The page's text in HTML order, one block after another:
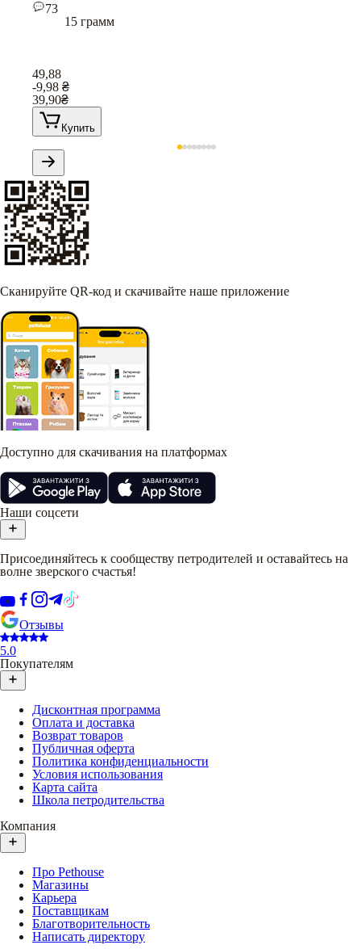
73
15 грамм
49,88
-9,98 ₴
39,90₴
Купить
Сканируйте QR-код и скачивайте наше приложение
Доступно для скачивания на платформах
Наши соцсети
Присоединяйтесь к сообществу петродителей и оставайтесь на
волне зверского счастья!
Отзывы
5.0
Покупателям
Дисконтная программа
Оплата и доставка
Возврат товаров
Публичная оферта
Политика конфиденциальности
Условия использования
Карта сайта
Школа петродительства
Компания
Про Pethouse
Магазины
Карьера
Поставщикам
Благотворительность
Написать директору